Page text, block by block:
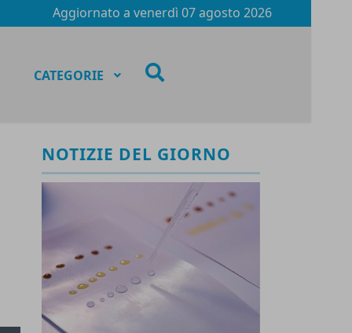
Aggiornato a venerdì 07 agosto 2026
CATEGORIE
NOTIZIE DEL GIORNO